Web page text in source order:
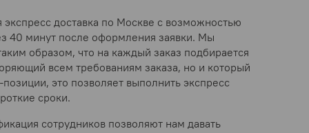
экспресс доставка по Москве с возможностью
40 минут после оформления заявки. Мы
образом, что на каждый заказ подбирается
всем требованиям заказа, но и который
это позволяет выполнить экспресс
сроки.
сотрудников позволяют нам давать